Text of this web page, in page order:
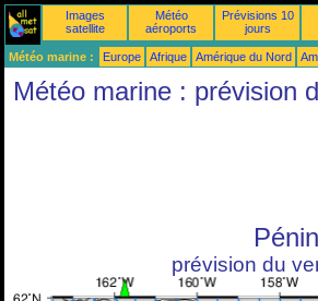
Images
satellite
Météo
aéroports
Prévisions 10
jours
Météo marine : Europe Afrique Amérique du Nord
Météo marine : prévision
prévision du